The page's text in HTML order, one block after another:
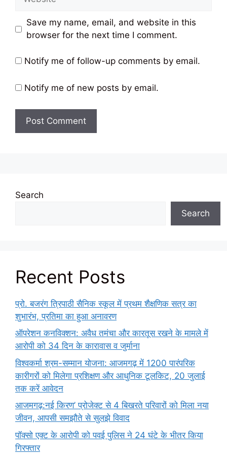
Save my name, email, and website in this
browser for the next time I comment.
Notify me of follow-up comments by email.
Notify me of new posts by email.
Search
Search
Recent Posts
प्रो. बजरंग त्रिपाठी सैनिक स्कूल में प्रथम शैक्षणिक सत्र का
शुभारंभ, प्रतिमा का हुआ अनावरण
ऑपरेशन कनविक्शन: अवैध तमंचा और कारतूस रखने के मामले में
आरोपी को 34 दिन के कारावास व जुर्माना
विश्वकर्मा श्रम-सम्मान योजना: आजमगढ़ में 1200 पारंपरिक
कारीगरों को मिलेगा प्रशिक्षण और आधुनिक टूलकिट, 20 जुलाई
तक करें आवेदन
आजमगढ़:नई किरण’ प्रोजेक्ट से 4 बिखरते परिवारों को मिला नया
जीवन, आपसी समझौते से सुलझे विवाद
पॉक्सो एक्ट के आरोपी को पवई पुलिस ने 24 घंटे के भीतर किया
गिरफ्तार